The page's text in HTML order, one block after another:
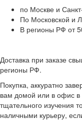
по Москве и
По Московской и
В регионы РФ от
Доставка при заказе
регионы РФ.
Покупка, аккуратно
вам домой или в офис в
тщательного изучения
наличными курьеру,